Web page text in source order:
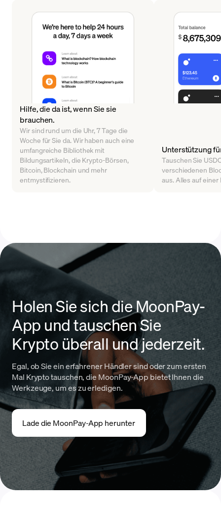
Hilfe, die da ist, wenn Sie sie
brauchen.
Wir sind rund um die Uhr, 7 Tage die
Woche für Sie da. Wir haben auch eine
umfangreiche Bibliothek mit
Bildungsartikeln, die Krypto-Börsen,
Bitcoin, Blockchain und mehr
entmystifizieren.
Unterstützung
Tauschen Sie
verschiedenen
aus. Alles auf einer
Holen Sie sich die MoonPay-
App und tauschen Sie
Krypto überall und jederzeit.
Egal, ob Sie ein erfahrener Händler sind oder zum ersten
Mal Krypto tauschen, die MoonPay-App bietet Ihnen die
Werkzeuge, um es zu erledigen.
Lade die MoonPay-App herunter